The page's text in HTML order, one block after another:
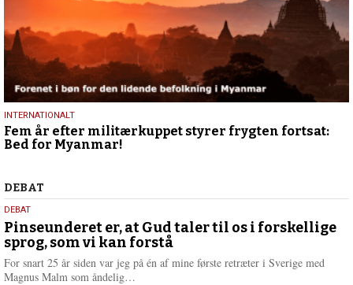
2.
februar
2026
INTERNATIONALT
Fem år efter militærkuppet styrer frygten fortsat:
Bed for Myanmar!
Debat
DEBAT
5.
august
2026
DEBAT
Pinseunderet er, at Gud taler til os i forskellige
sprog, som vi kan forstå
For snart 25 år siden var jeg på én af mine første retræter i Sverige med
Magnus Malm som åndelig…